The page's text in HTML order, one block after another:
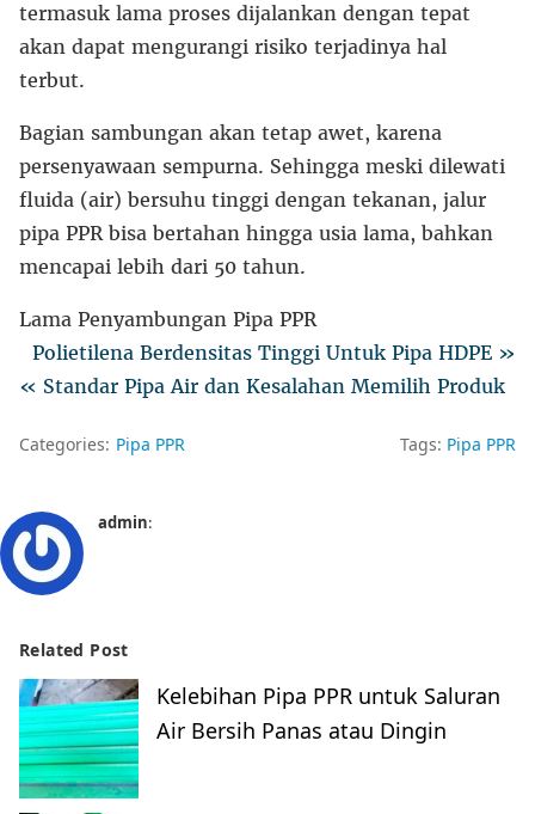
termasuk lama proses dijalankan dengan tepat
akan dapat mengurangi risiko terjadinya hal
terbut.
Bagian sambungan akan tetap awet, karena
persenyawaan sempurna. Sehingga meski dilewati
fluida (air) bersuhu tinggi dengan tekanan, jalur
pipa PPR bisa bertahan hingga usia lama, bahkan
mencapai lebih dari 50 tahun.
Lama Penyambungan Pipa PPR
Polietilena Berdensitas Tinggi Untuk Pipa HDPE »
« Standar Pipa Air dan Kesalahan Memilih Produk
Categories: Pipa PPR Tags: Pipa PPR
admin:
Related Post
Kelebihan Pipa PPR untuk Saluran
Air Bersih Panas atau Dingin